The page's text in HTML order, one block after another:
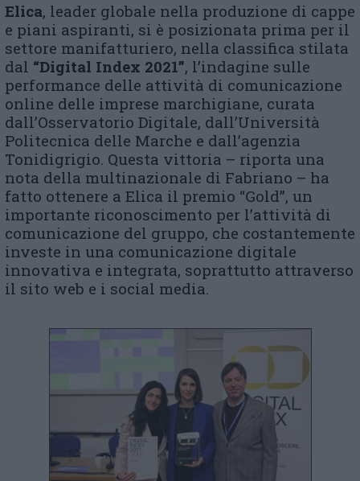
Elica, leader globale nella produzione di cappe
e piani aspiranti, si è posizionata prima per il
settore manifatturiero, nella classifica stilata
dal “Digital Index 2021”, l’indagine sulle
performance delle attività di comunicazione
online delle imprese marchigiane, curata
dall’Osservatorio Digitale, dall’Università
Politecnica delle Marche e dall’agenzia
Tonidigrigio. Questa vittoria – riporta una
nota della multinazionale di Fabriano – ha
fatto ottenere a Elica il premio “Gold”, un
importante riconoscimento per l’attività di
comunicazione del gruppo, che costantemente
investe in una comunicazione digitale
innovativa e integrata, soprattutto attraverso
il sito web e i social media.